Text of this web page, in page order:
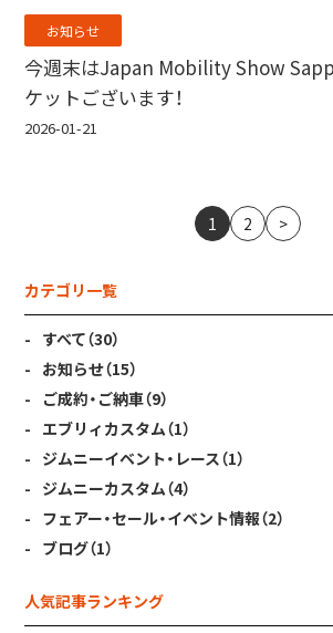
お知らせ
今週末はJapan Mobility Show
ケットございます！
2026-01-21
1 2 >
カテゴリ一覧
すべて（30）
お知らせ（15）
ご成約・ご納車（9）
エブリィカスタム（1）
ジムニーイベント・レース（1）
ジムニーカスタム（4）
フェアー・セール・イベント情報（2）
ブログ（1）
人気記事ランキング